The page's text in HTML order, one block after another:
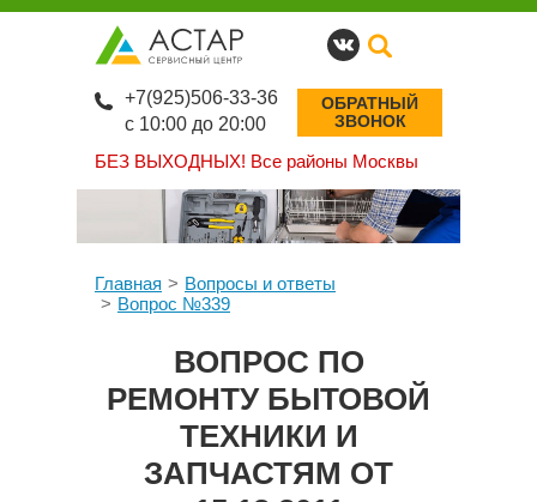
БЕЗ ВЫХОДНЫХ! Все районы Москвы
+7(925)506-33-36
с 10:00 до 20:00
ОБРАТНЫЙ
ЗВОНОК
Главная
Вопросы и ответы
Вопрос №339
ВОПРОС ПО
РЕМОНТУ БЫТОВОЙ
ТЕХНИКИ И
ЗАПЧАСТЯМ ОТ